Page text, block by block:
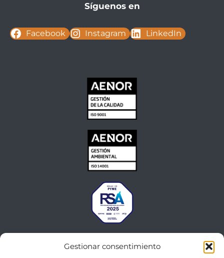
Gestionar consentimiento
Síguenos en
Facebook Instagram LinkedIn